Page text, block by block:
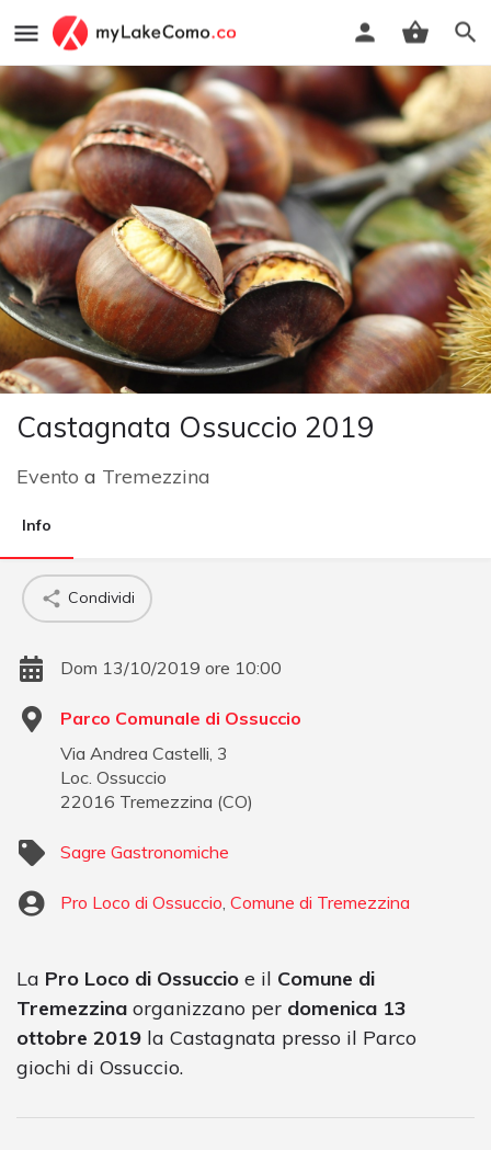
Castagnata Ossuccio 2019
Evento a Tremezzina
Info
Condividi
Dom 13/10/2019 ore 10:00
Parco Comunale di Ossuccio
Via Andrea Castelli, 3
Loc. Ossuccio
22016 Tremezzina (CO)
Sagre Gastronomiche
Pro Loco di Ossuccio Comune di Tremezzina
La Pro Loco di Ossuccio e il Comune di
Tremezzina organizzano per domenica 13
ottobre 2019 la Castagnata presso il Parco
giochi di Ossuccio.